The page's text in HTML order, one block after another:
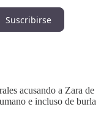
Suscribirse
acusando a Zara de
e incluso de burla